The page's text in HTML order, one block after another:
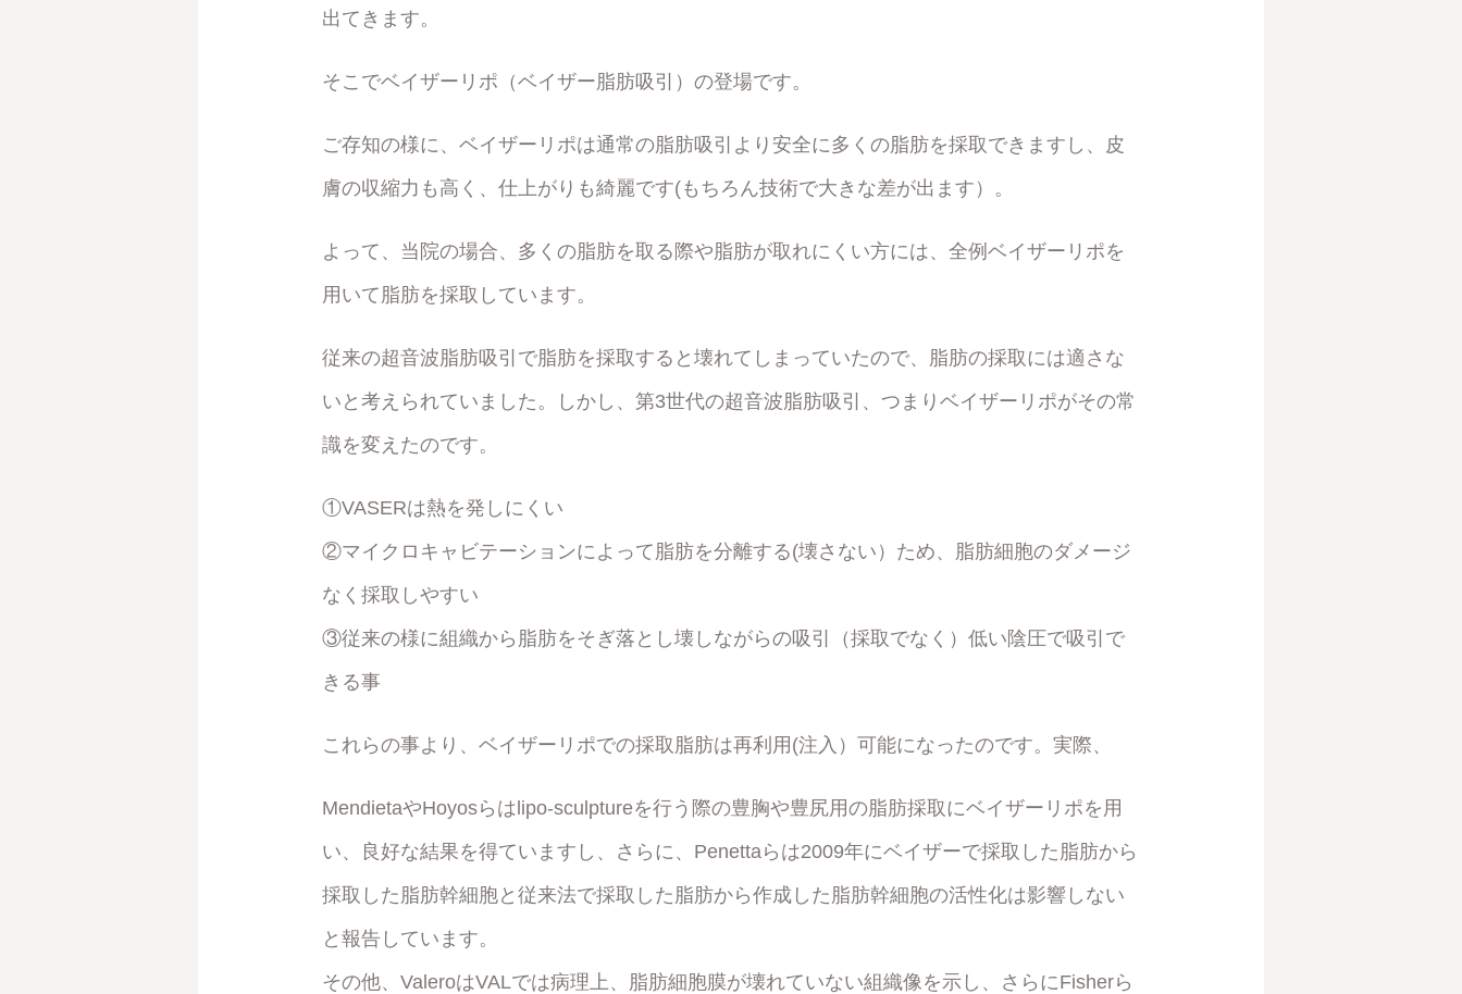
出てきます。
そこでベイザーリポ（ベイザー脂肪吸引）の登場です。
ご存知の様に、ベイザーリポは通常の脂肪吸引より安全に多くの脂肪を採取できますし、皮
膚の収縮力も高く、仕上がりも綺麗です(もちろん技術で大きな差が出ます）。
よって、当院の場合、多くの脂肪を取る際や脂肪が取れにくい方には、全例ベイザーリポを
用いて脂肪を採取しています。
従来の超音波脂肪吸引で脂肪を採取すると壊れてしまっていたので、脂肪の採取には適さな
いと考えられていました。しかし、第3世代の超音波脂肪吸引、つまりベイザーリポがその常
識を変えたのです。
①VASERは熱を発しにくい
②マイクロキャビテーションによって脂肪を分離する(壊さない）ため、脂肪細胞のダメージ
なく採取しやすい
③従来の様に組織から脂肪をそぎ落とし壊しながらの吸引（採取でなく）低い陰圧で吸引で
きる事
これらの事より、ベイザーリポでの採取脂肪は再利用(注入）可能になったのです。実際、
MendietaやHoyosらはlipo-sculptureを行う際の豊胸や豊尻用の脂肪採取にベイザーリポを用
い、良好な結果を得ていますし、さらに、Penettaらは2009年にベイザーで採取した脂肪から
採取した脂肪幹細胞と従来法で採取した脂肪から作成した脂肪幹細胞の活性化は影響しない
と報告しています。
その他、ValeroはVALでは病理上、脂肪細胞膜が壊れていない組織像を示し、さらにFisherら